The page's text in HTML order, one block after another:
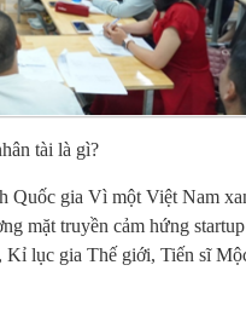
tài là gì?
Quốc gia Vì một Việt Nam
mặt truyền cảm hứng
Kỉ lục gia Thế giới, Tiến sĩ